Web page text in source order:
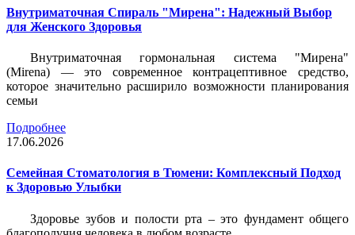
Внутриматочная Спираль "Мирена": Надежный Выбор
для Женского Здоровья
Внутриматочная гормональная система "Мирена"
(Mirena) — это современное контрацептивное средство,
которое значительно расширило возможности планирования
семьи
Подробнее
17.06.2026
Семейная Стоматология в Тюмени: Комплексный Подход
к Здоровью Улыбки
Здоровье зубов и полости рта – это фундамент общего